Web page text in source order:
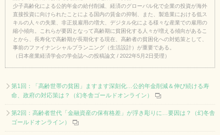
少子高齢化による公的年金の給付削減、経済のグローバル化で企業の投資が海外
直接投資に向けられたことによる国内の賃金の抑制、また、製造業における低ス
キルの人々の失業、非正規雇用の増大、デジタル化による様々な産業での雇用の
縮小傾向。これらが要因となって高齢期に貧困化する人々が増える傾向があるこ
とから、長寿化で高齢期が長期化する現在、高齢者の貧困化への対処策として、
事前のファイナンシャルプランニング（生活設計）が重要である。
（日本産業経済学会の学会誌への投稿論文 / 2022年5月2日受理）
第1回：「高齢世帯の貧困」ますます深刻化…公的年金削減＆伸び続ける寿
命、政府の対応策は？（幻冬舎ゴールドオンライン）
第2回：高齢者世代「金融資産の保有格差」が浮き彫りに…要因は？（幻冬舎
ゴールドオンライン）